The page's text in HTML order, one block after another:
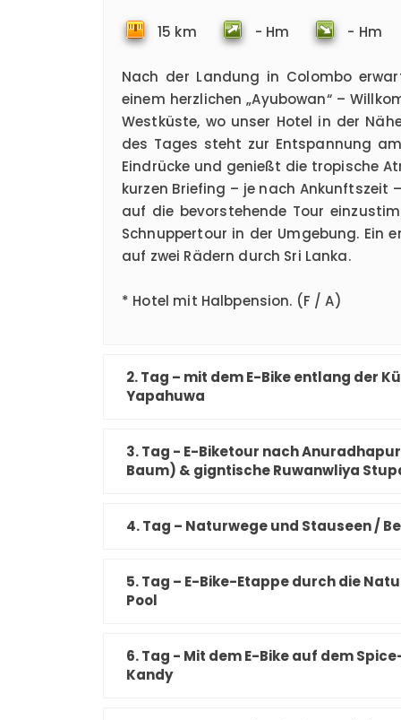
15 km - Hm - Hm
Nach der Landung in Colombo
einem herzlichen „Ayubowan“ –
Westküste, wo unser Hotel in der
des Tages steht zur Entspannung
Eindrücke und genießt die tropische
kurzen Briefing – je nach Ankunftszeit
auf die bevorstehende Tour
Schnuppertour in der Umgebung. Ein
auf zwei Rädern durch Sri Lanka.
* Hotel mit Halbpension. (F / A)
2. Tag – mit dem E-Bike entlang der
Yapahuwa
3. Tag - E-Biketour nach
Baum) & gigntische Ruwanwliya
4. Tag – Naturwege und Stauseen /
5. Tag – E-Bike-Etappe durch die
Pool
6. Tag - Mit dem E-Bike auf dem
Kandy